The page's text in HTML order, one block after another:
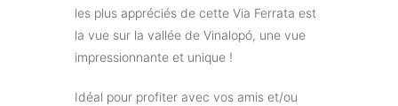
les plus appréciés de cette Via Ferrata est
la vue sur la vallée de Vinalopó, une vue
impressionnante et unique !
Idéal pour profiter avec vos amis et/ou